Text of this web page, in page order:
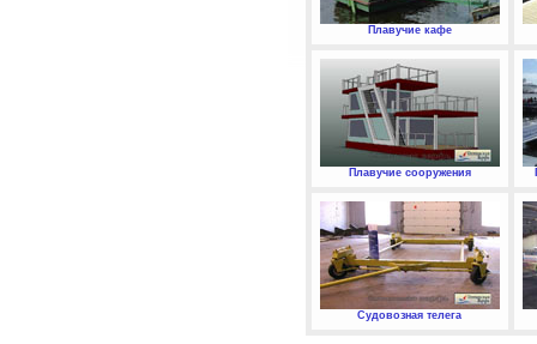
Плавучие кафе
Плавучие сооружения
Судовозная телега